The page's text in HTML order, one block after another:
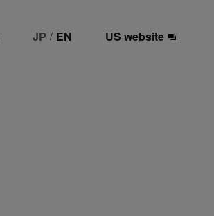
JP / EN US website